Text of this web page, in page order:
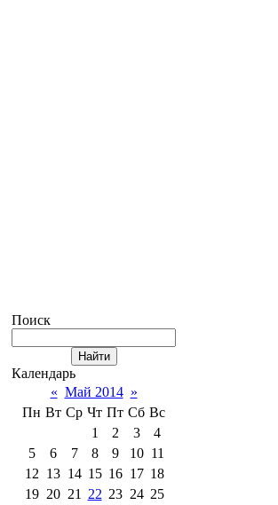
Поиск
Календарь
« Май 2014 »
Пн Вт Ср Чт Пт Сб Вс
1
2 3
4
5
6 7 8 9 10 11
12 13 14 15 16 17 18
19 20 21 22 23 24 25